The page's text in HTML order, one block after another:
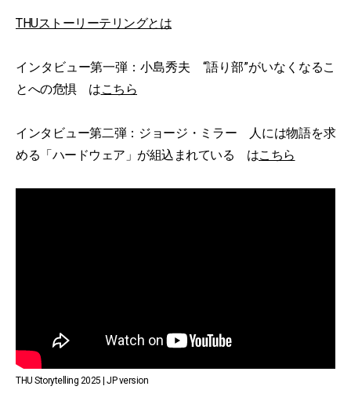
THUストーリーテリングとは
インタビュー第一弾：小島秀夫 “語り部”がいなくなるこ
とへの危惧 はこちら
インタビュー第二弾：ジョージ・ミラー 人には物語を求
める「ハードウェア」が組込まれている はこちら
THU Storytelling 2025 | JP version